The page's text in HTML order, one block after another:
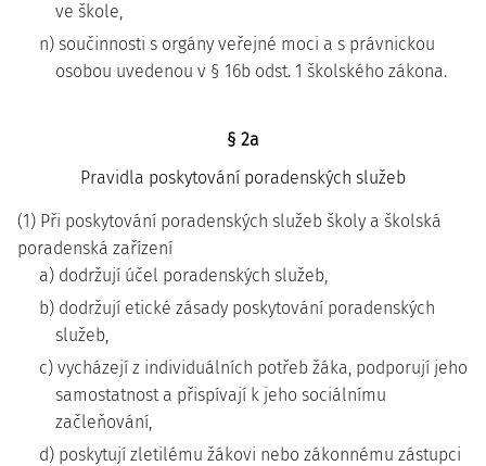
ve škole,
n) součinnosti s orgány veřejné moci a s právnickou
osobou uvedenou v § 16b odst. 1 školského zákona.
§ 2a
Pravidla poskytování poradenských služeb
(1) Při poskytování poradenských služeb školy a školská
poradenská zařízení
a) dodržují účel poradenských služeb,
b) dodržují etické zásady poskytování poradenských
služeb,
c) vycházejí z individuálních potřeb žáka, podporují jeho
samostatnost a přispívají k jeho sociálnímu
začleňování,
d) poskytují zletilému žákovi nebo zákonnému zástupci